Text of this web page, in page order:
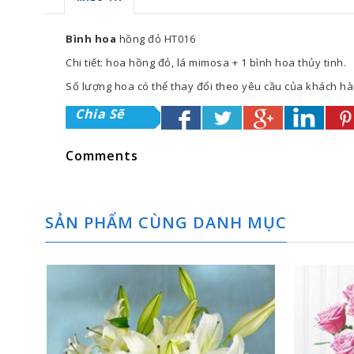
Bình hoa hồng đỏ HT016
Chi tiết: hoa hồng đỏ, lá mimosa + 1 bình hoa thủy tinh.
Số lượng hoa có thể thay đổi theo yêu cầu của khách
Chia Sẽ
Comments
SẢN PHẨM CÙNG DANH MỤC